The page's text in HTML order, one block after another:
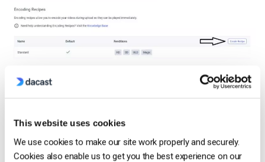
This website uses cookies
We use cookies to make our site work properly and securely.
Cookies also enable us to get you the best experience on our
preimpostazione desiderata, ma si può anche aggiungere una
filigrana al video.